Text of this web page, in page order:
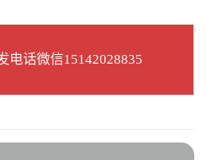
电话微信15142028835